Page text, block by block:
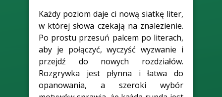
Każdy poziom daje ci nową siatkę liter,
w której słowa czekają na znalezienie.
Po prostu przesuń palcem po literach,
aby je połączyć, wyczyść wyzwanie i
przejdź do nowych rozdziałów.
Rozgrywka jest płynna i łatwa do
opanowania, a szeroki wybór